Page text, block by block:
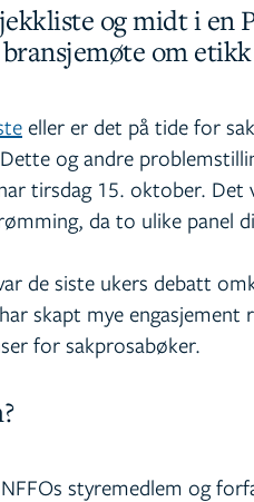
og midt i en
om etikk
eller er det på tide for
og andre
tirsdag 15. oktober. Det
da to ulike panel
de siste ukers debatt
skapt mye engasjement
for sakprosabøker.
styremedlem og